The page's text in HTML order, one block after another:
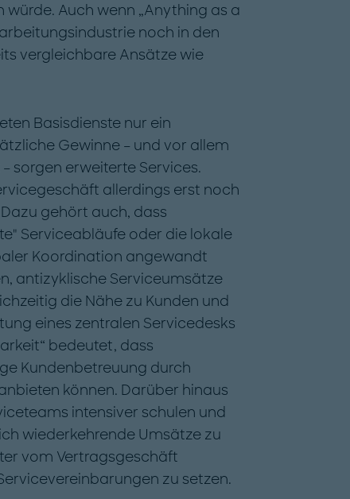
Auch wenn „Anything as a
noch in den
vergleichbare Ansätze wie
Basisdienste nur ein
Gewinne – und vor allem
sorgen erweiterte Services.
allerdings erst noch
gehört auch, dass
Serviceabläufe oder die lokale
Koordination angewandt
antizyklische Serviceumsätze
die Nähe zu Kunden und
eines zentralen Servicedesks
bedeutet, dass
Kundenbetreuung durch
können. Darüber hinaus
intensiver schulen und
wiederkehrende Umsätze zu
vom Vertragsgeschäft
zu setzen.